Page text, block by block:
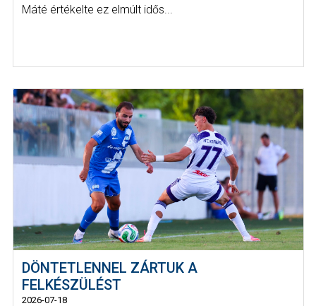
Máté értékelte ez elmúlt idős...
DÖNTETLENNEL ZÁRTUK A
FELKÉSZÜLÉST
2026-07-18